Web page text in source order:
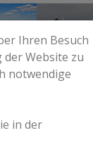
Ihren Besuch
der Website zu
notwendige
in der